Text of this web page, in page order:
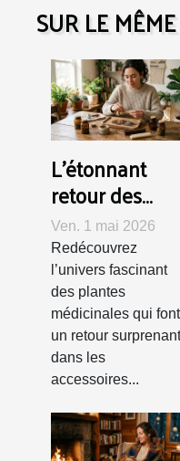
SUR LE
L’étonnant
retour des
plantes
médicinales
dans les
accessoires
pour fumeurs
Ven. 1 mai 2026
Redécouvrez
l’univers fascinant
des plantes
médicinales qui font
un retour surprenant
dans les
accessoires...